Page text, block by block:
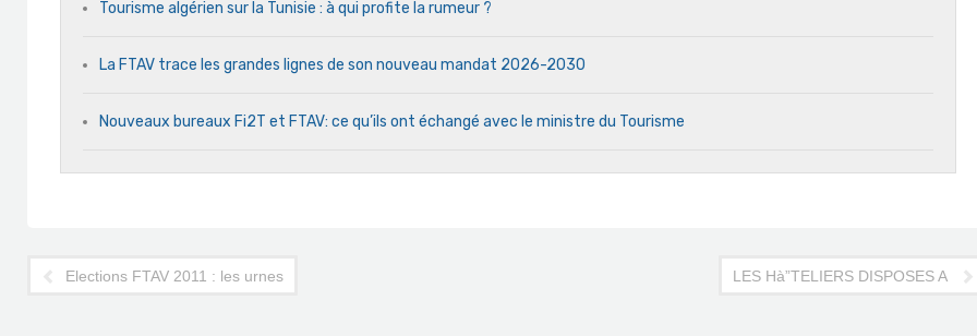
Tourisme algérien sur la Tunisie : à qui profite la rumeur ?
La FTAV trace les grandes lignes de son nouveau mandat 2026-2030
Nouveaux bureaux Fi2T et FTAV: ce qu’ils ont échangé avec le ministre du Tourisme
Elections FTAV 2011 : les urnes ont rendu leur verdict LES Hà”TELIERS DISPOSES A